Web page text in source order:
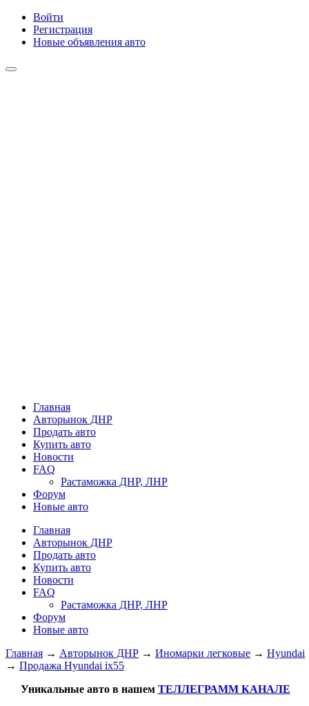
Войти
Регистрация
Новые объявления авто
Главная
Авторынок ДНР
Продать авто
Купить авто
Новости
FAQ
Растаможка ДНР, ЛНР
Форум
Новые авто
Главная
Авторынок ДНР
Продать авто
Купить авто
Новости
FAQ
Растаможка ДНР, ЛНР
Форум
Новые авто
Главная → Авторынок ДНР → Иномарки легковые → Hyundai
→ Продажа Hyundai ix55
Уникальные авто в нашем ТЕЛЛЕГРАММ КАНАЛЕ